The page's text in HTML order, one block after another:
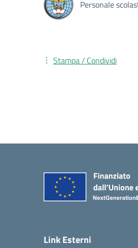
Personale
Stampa / Condividi
Link Esterni